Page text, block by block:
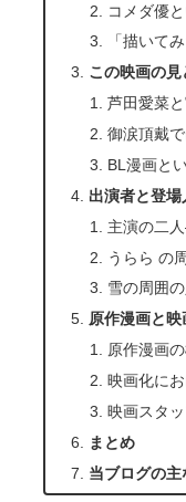
コメダ優
「描いて
この映画の
芦田愛菜
御涙頂戴
BL漫画と
出演者と登
主演の二
うらら の
雪の周囲
原作漫画と
原作漫画
映画化に
映画スタ
まとめ
当ブログの主